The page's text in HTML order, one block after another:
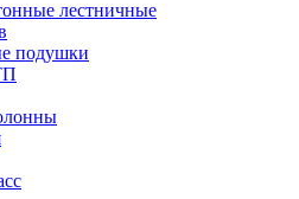
лестничные
подушки